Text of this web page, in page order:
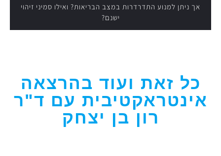
אך ניתן למנוע התדרדרות במצב הבריאות? ואילו סמיני זיהוי
ישנם?
כל זאת ועוד בהרצאה
אינטראקטיבית עם ד"ר
רון בן יצחק